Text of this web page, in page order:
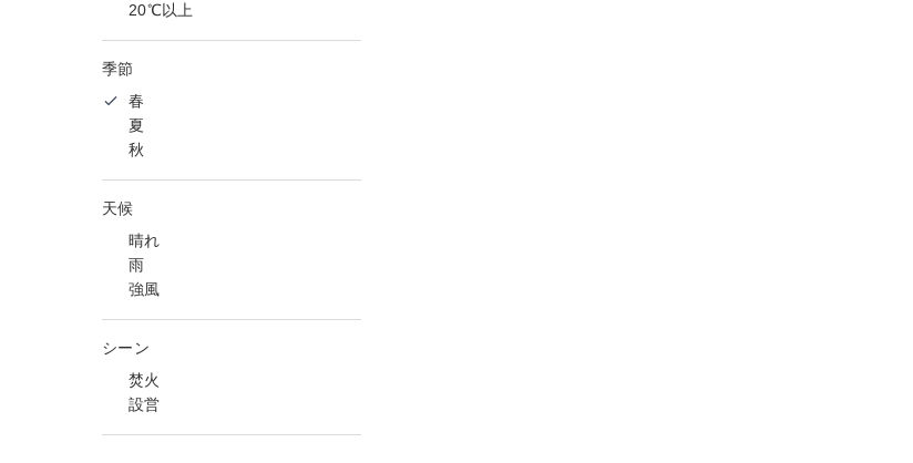
20℃以上
季節
春
夏
秋
天候
晴れ
雨
強風
シーン
焚火
設営